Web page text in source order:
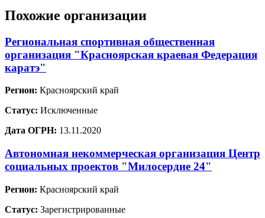
Похожие организации
Региональная спортивная общественная
организация "Красноярская краевая Федерация
каратэ"
Регион: Красноярский край
Статус: Исключенные
Дата ОГРН: 13.11.2020
Автономная некоммерческая организация Центр
социальных проектов "Милосердие 24"
Регион: Красноярский край
Статус: Зарегистрированные